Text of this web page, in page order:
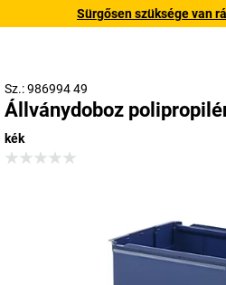
Sürgősen szüksége van
Sz.: 986994 49
Állványdoboz
kék